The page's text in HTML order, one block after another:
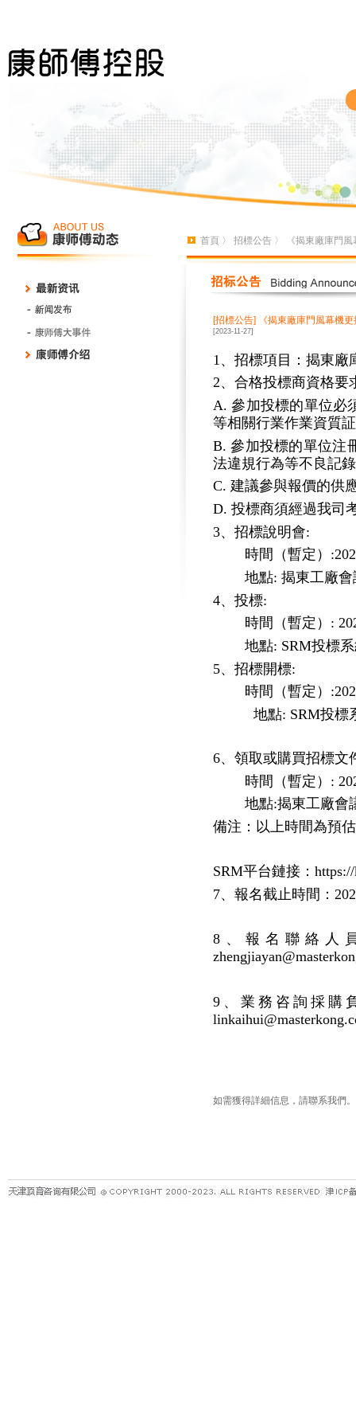
首頁 〉 招標公告 〉 《揭東廠庫門
[招標公告] 《揭東廠庫門風幕機
[2023-11-27]
1、 招標項目：揭東廠
2、 合格投標商資格要
A. 參加投標的單位必
等相關行業作業資質
B. 參加投標的單位注
法違規行為等不良記
C. 建議參與報價的供
D. 投標商須經過我司
3、招標說明會:
時間（暫定）
地點: 揭東工廠
4、投標:
時間（暫定） :
地點: SRM投標
5、招標開標:
時間（暫定）
地點: SRM投標
6、領取或購買招標文
時間（暫定） :
地點:揭東工廠會
備注：以上時間為預
SRM平台鏈接：
7、報名截止時間：
8、報名聯絡人員
9、業務咨詢採購
如需獲得詳細信息，請聯系我們。